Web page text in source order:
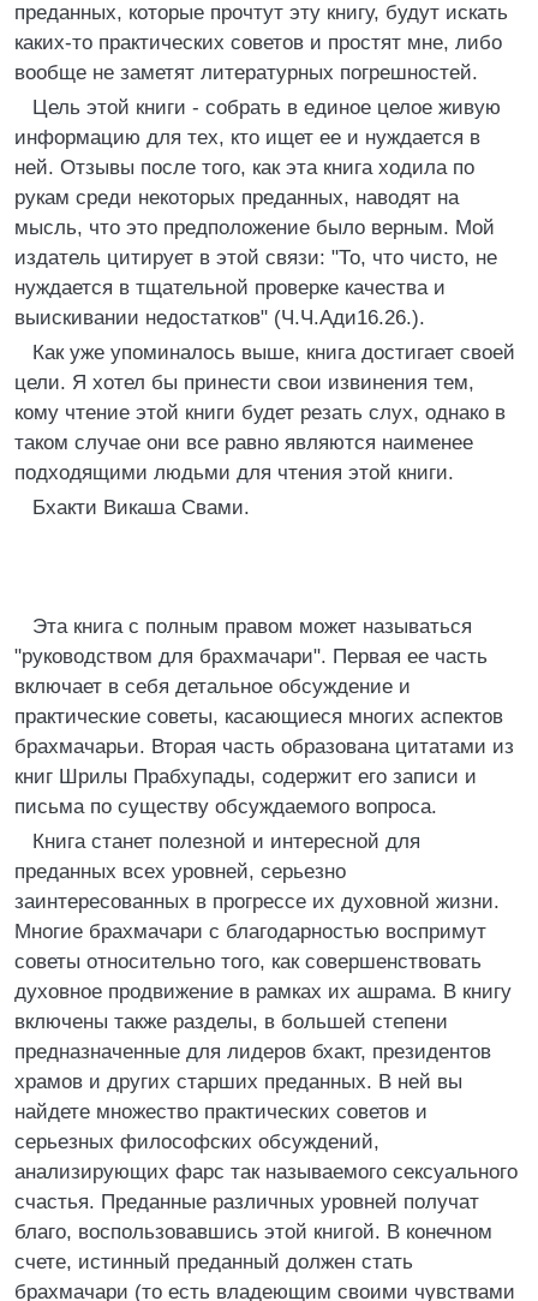
преданных, которые прочтут эту книгу, будут искать
каких-то практических советов и простят мне, либо
вообще не заметят литературных погрешностей.
Цель этой книги - собрать в единое целое живую
информацию для тех, кто ищет ее и нуждается в
ней. Отзывы после того, как эта книга ходила по
рукам среди некоторых преданных, наводят на
мысль, что это предположение было верным. Мой
издатель цитирует в этой связи: "То, что чисто, не
нуждается в тщательной проверке качества и
выискивании недостатков" (Ч.Ч.Ади16.26.).
Как уже упоминалось выше, книга достигает своей
цели. Я хотел бы принести свои извинения тем,
кому чтение этой книги будет резать слух, однако в
таком случае они все равно являются наименее
подходящими людьми для чтения этой книги.
Бхакти Викаша Свами.
Эта книга с полным правом может называться
"руководством для брахмачари". Первая ее часть
включает в себя детальное обсуждение и
практические советы, касающиеся многих аспектов
брахмачарьи. Вторая часть образована цитатами из
книг Шрилы Прабхупады, содержит его записи и
письма по существу обсуждаемого вопроса.
Книга станет полезной и интересной для
преданных всех уровней, серьезно
заинтересованных в прогрессе их духовной жизни.
Многие брахмачари с благодарностью воспримут
советы относительно того, как совершенствовать
духовное продвижение в рамках их ашрама. В книгу
включены также разделы, в большей степени
предназначенные для лидеров бхакт, президентов
храмов и других старших преданных. В ней вы
найдете множество практических советов и
серьезных философских обсуждений,
анализирующих фарс так называемого сексуального
счастья. Преданные различных уровней получат
благо, воспользовавшись этой книгой. В конечном
счете, истинный преданный должен стать
брахмачари (то есть владеющим своими чувствами